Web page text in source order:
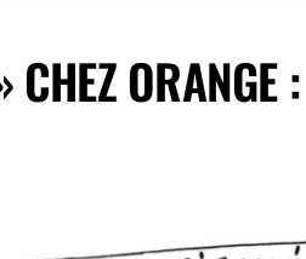
ORANGE